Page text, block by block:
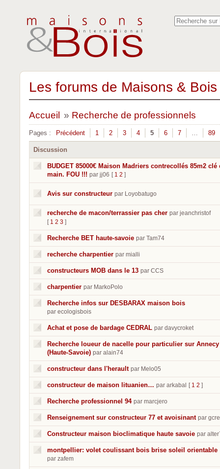
Les forums de Maisons &
Accueil » Recherche de professionnels
Pages : Précédent 1 2 3 4 5 6 7 … 89
Discussion
BUDGET 85000€ Maison Madriers contrecollés 85m2 clé
main. FOU !!! par jj06 [ 1 2 ]
Avis sur constructeur par Loyobatugo
recherche de macon/terrassier pas cher par jeanchristof
[ 1 2 3 ]
Recherche BET haute-savoie par Tam74
recherche charpentier par mialli
constructeurs MOB dans le 13 par CCS
charpentier par MarkoPolo
Recherche infos sur DESBARAX maison bois
par ecologisbois
Achat et pose de bardage CEDRAL par davycroket
Recherche loueur de nacelle pour particulier sur Annecy
(Haute-Savoie) par alain74
constructeur dans l'herault par Melo05
constructeur de maison lituanien… par arkabal [ 1 2 ]
Recherche professionnel 94 par marcjero
Renseignement sur constructeur 77 et avoisinant par
Constructeur maison bioclimatique haute savoie par
montpellier: volet coulissant bois brise soleil orientable
par zafem